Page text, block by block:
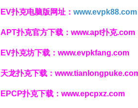
EV扑克电脑版网址： www.evpk88.com
APT扑克官方下载： www.apt扑克.com
EV扑克坊下载： www.evpkfang.com
天龙扑克下载：
EPCP扑克下载： www.epcpxz.com